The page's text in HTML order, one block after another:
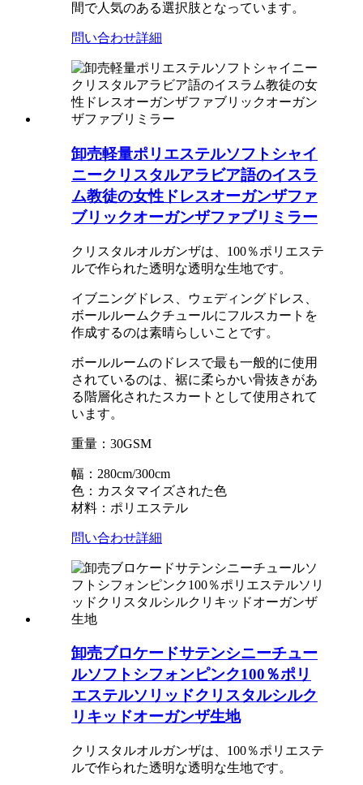
間で人気のある選択肢となっています。
問い合わせ詳細
卸売軽量ポリエステルソフトシャイ
ニークリスタルアラビア語のイスラ
ム教徒の女性ドレスオーガンザファ
ブリックオーガンザファブリミラー
クリスタルオルガンザは、100％ポリエステ
ルで作られた透明な透明な生地です。
イブニングドレス、ウェディングドレス、
ボールルームクチュールにフルスカートを
作成するのは素晴らしいことです。
ボールルームのドレスで最も一般的に使用
されているのは、裾に柔らかい骨抜きがあ
る階層化されたスカートとして使用されて
います。
重量：30GSM
幅：280cm/300cm
色：カスタマイズされた色
材料：ポリエステル
問い合わせ詳細
卸売ブロケードサテンシニーチュー
ルソフトシフォンピンク100％ポリ
エステルソリッドクリスタルシルク
リキッドオーガンザ生地
クリスタルオルガンザは、100％ポリエステ
ルで作られた透明な透明な生地です。